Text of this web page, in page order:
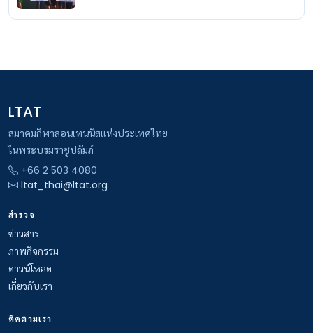
LTAT
สมาคมกีฬาลอนเทนนิสแห่งประเทศไทย
ในพระบรมราชูปถัมภ์
+66 2 503 4080
ltat_thai@ltat.org
สำรวจ
ข่าวสาร
ภาพกิจกรรม
ดาวน์โหลด
เกี่ยวกับเรา
ติดตามเรา